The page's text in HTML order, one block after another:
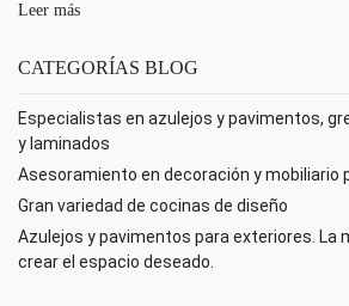
Leer más
CATEGORÍAS BLOG
Especialistas en azulejos y pavimentos,
y laminados
Asesoramiento en decoración y mobiliario
Gran variedad de cocinas de diseño
Azulejos y pavimentos para exteriores. La
crear el espacio deseado.